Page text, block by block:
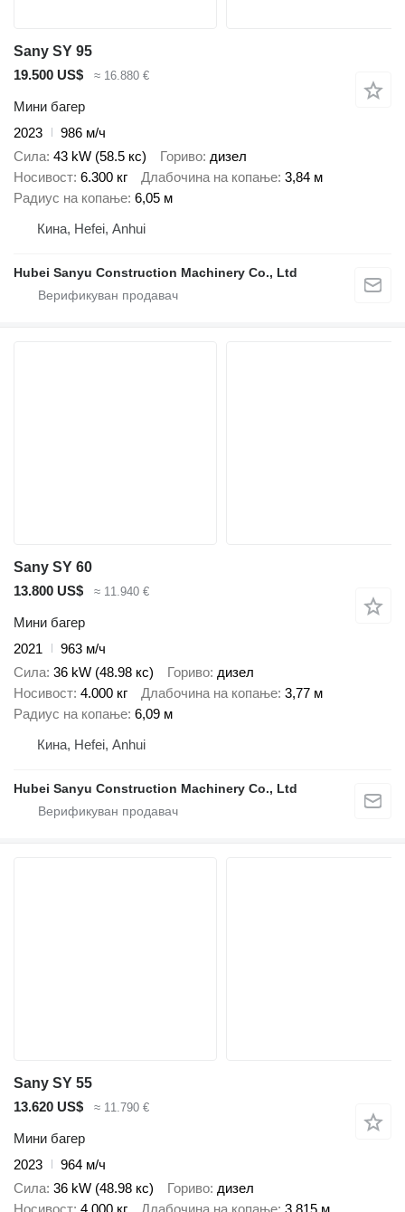
Sany SY 95
19.500 US$
≈ 16.880 €
Мини багер
2023
986 м/ч
Сила 43 kW (58.5 кс) Гориво дизел
Носивост 6.300 кг Длабочина на копање 3,84 м
Радиус на копање 6,05 м
Кина, Hefei, Anhui
Hubei Sanyu Construction Machinery Co., Ltd
Sany SY 60
13.800 US$
≈ 11.940 €
Мини багер
2021
963 м/ч
Сила 36 kW (48.98 кс) Гориво дизел
Носивост 4.000 кг Длабочина на копање 3,77 м
Радиус на копање 6,09 м
Кина, Hefei, Anhui
Hubei Sanyu Construction Machinery Co., Ltd
Sany SY 55
13.620 US$
≈ 11.790 €
Мини багер
2023
964 м/ч
Сила 36 kW (48.98 кс) Гориво дизел
Носивост 4.000 кг Длабочина на копање 3,815 м